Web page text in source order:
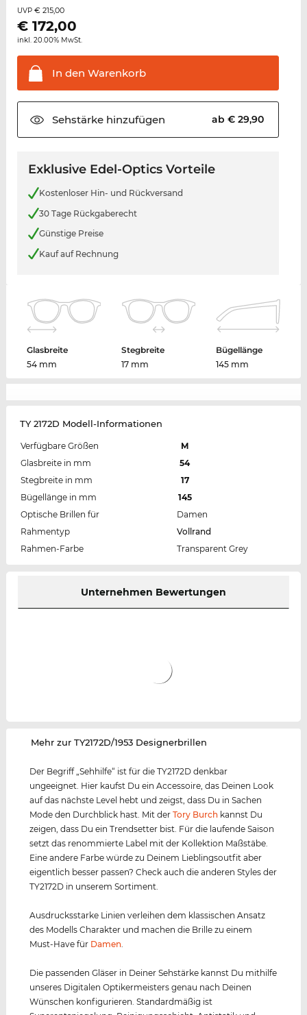
UVP € 215,00
€ 172,00
inkl. 20.00% MwSt.
In den Warenkorb
Sehstärkehinzufügen ab € 29,90
Exklusive Edel-Optics Vorteile
Kostenloser Hin- und Rückversand
30 Tage Rückgaberecht
Günstige Preise
Kauf auf Rechnung
Glasbreite
54 mm
Stegbreite
17 mm
Bügellänge
145 mm
TY 2172D Modell-Informationen
Verfügbare Größen
M
Glasbreite in mm
54
Stegbreite in mm
17
Bügellänge in mm
145
Optische Brillen für
Damen
Rahmentyp
Vollrand
Rahmen-Farbe
Transparent Grey
Unternehmen Bewertungen
‌Mehr zur TY2172D/1953 Designerbrillen
Der Begriff „Sehhilfe“ ist für die TY2172D denkbar
ungeeignet. Hier kaufst Du ein Accessoire, das Deinen Look
auf das nächste Level hebt und zeigst, dass Du in Sachen
Mode den Durchblick hast. Mit derTory Burch kannst Du
zeigen, dass Du ein Trendsetter bist. Für die laufende Saison
setzt das renommierte Label mit der Kollektion Maßstäbe.
Eine andere Farbe würde zu Deinem Lieblingsoutfit aber
eigentlich besser passen? Check auch die anderen Styles der
TY2172D in unserem Sortiment.
Ausdrucksstarke Linien verleihen dem klassischen Ansatz
des Modells Charakter und machen die Brille zu einem
Must-Have für Damen.
Die passenden Gläser in Deiner Sehstärke kannst Du mithilfe
unseres Digitalen Optikermeisters genau nach Deinen
Wünschen konfigurieren. Standardmäßig ist